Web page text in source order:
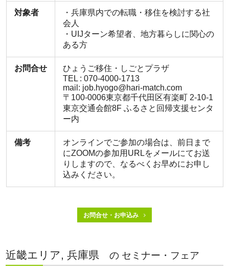
対象者
・兵庫県内での転職・移住を検討する社
会人
・UIJターン希望者、地方暮らしに関心の
ある方
お問合せ
ひょうご移住・しごとプラザ
TEL : 070-4000-1713
mail: job.hyogo@hari-match.com
〒100-0006東京都千代田区有楽町 2-10-1
東京交通会館8F ふるさと回帰支援センタ
ー内
備考
オンラインでご参加の場合は、前日まで
にZOOMの参加用URLをメールにてお送
りしますので、なるべくお早めにお申し
込みください。
お問合せ・お申込み
近畿エリア, 兵庫県 の セミナー・フェア